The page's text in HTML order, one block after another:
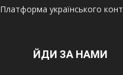
Платформа українського
ЙДИ ЗА НАМИ